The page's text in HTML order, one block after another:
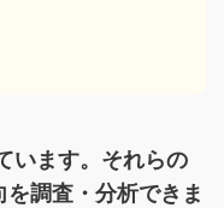
います。それらの
調査・分析できま